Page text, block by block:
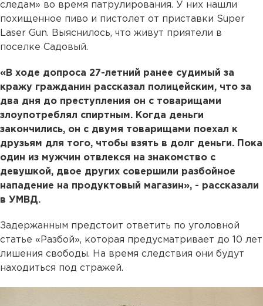
следам» во время патрулирования. У них нашли
похищенное пиво и пистолет от приставки Super
Laser Gun. Выяснилось, что живут приятели в
поселке Садовый.
«В ходе допроса 27-летний ранее судимый за
кражу гражданин рассказал полицейским, что за
два дня до преступления он с товарищами
злоупотреблял спиртным. Когда деньги
закончились, он с двумя товарищами поехал к
друзьям для того, чтобы взять в долг деньги. Пока
один из мужчин отвлекся на знакомство с
девушкой, двое других совершили разбойное
нападение на продуктовый магазин», - рассказали
в УМВД.
Задержанным предстоит ответить по уголовной
статье «Разбой», которая предусматривает до 10 лет
лишения свободы. На время следствия они будут
находиться под стражей.